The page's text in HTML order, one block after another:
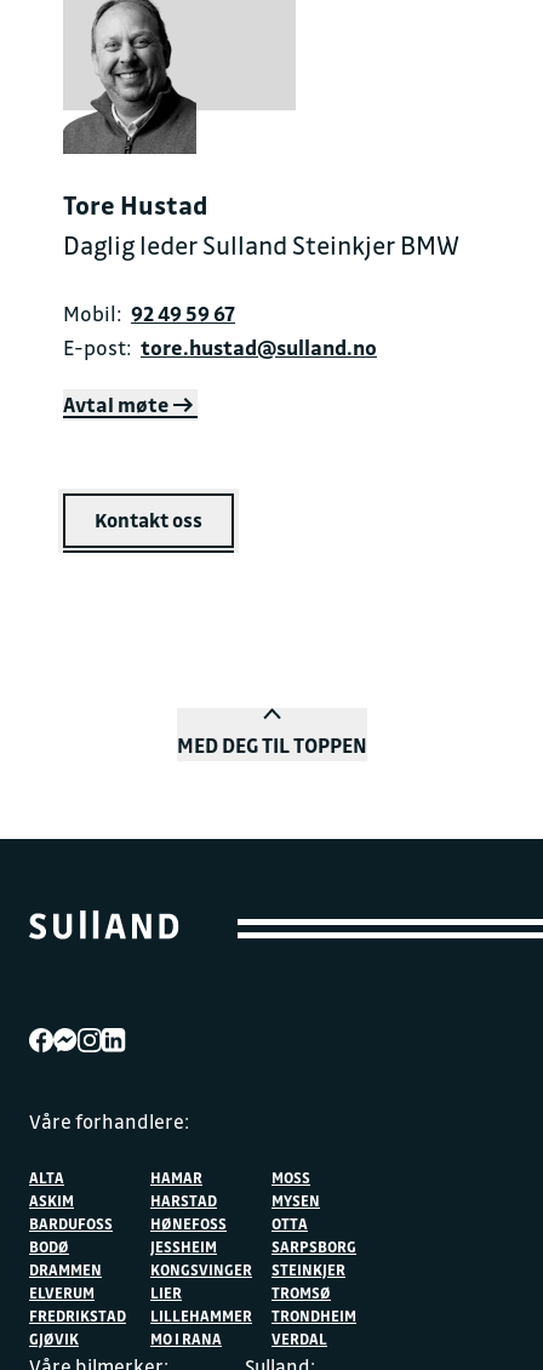
Tore Hustad
Daglig leder Sulland Steinkjer BMW
Mobil: 92 49 59 67
E-post: tore.hustad@sulland.no
Avtal møte
Kontakt oss
MED DEG TIL TOPPEN
Våre forhandlere:
ALTA
ASKIM
BARDUFOSS
BODØ
DRAMMEN
ELVERUM
FREDRIKSTAD
GJØVIK
HAMAR
HARSTAD
HØNEFOSS
JESSHEIM
KONGSVINGER
LIER
LILLEHAMMER
MO I RANA
MOSS
MYSEN
OTTA
SARPSBORG
STEINKJER
TROMSØ
TRONDHEIM
VERDAL